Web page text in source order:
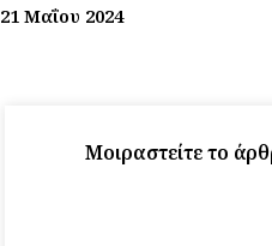
21 Μαΐου 2024
Μοιραστείτε το